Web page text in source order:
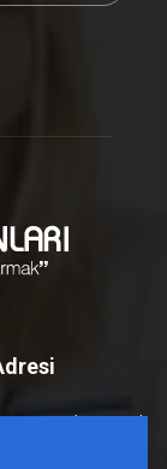
Acil
olan, güncel